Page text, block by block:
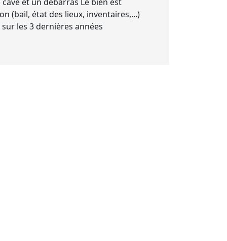
(bail, état des lieux, inventaires,...)
les 3 dernières années